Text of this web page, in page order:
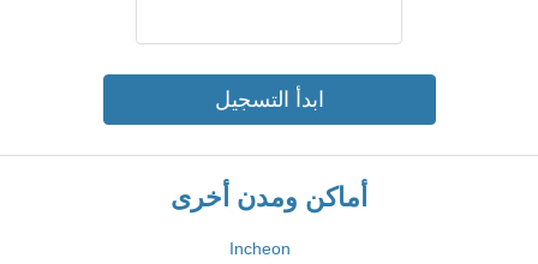
ابدأ التسجيل
أماكن ومدن أخرى
Incheon